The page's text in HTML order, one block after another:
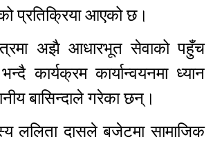
प्रतिक्रिया आएको छ।
अझै आधारभूत सेवाको पहुँच
कार्यक्रम कार्यान्वयनमा ध्यान
बासिन्दाले गरेका छन्।
ललिता दासले बजेटमा सामाजिक